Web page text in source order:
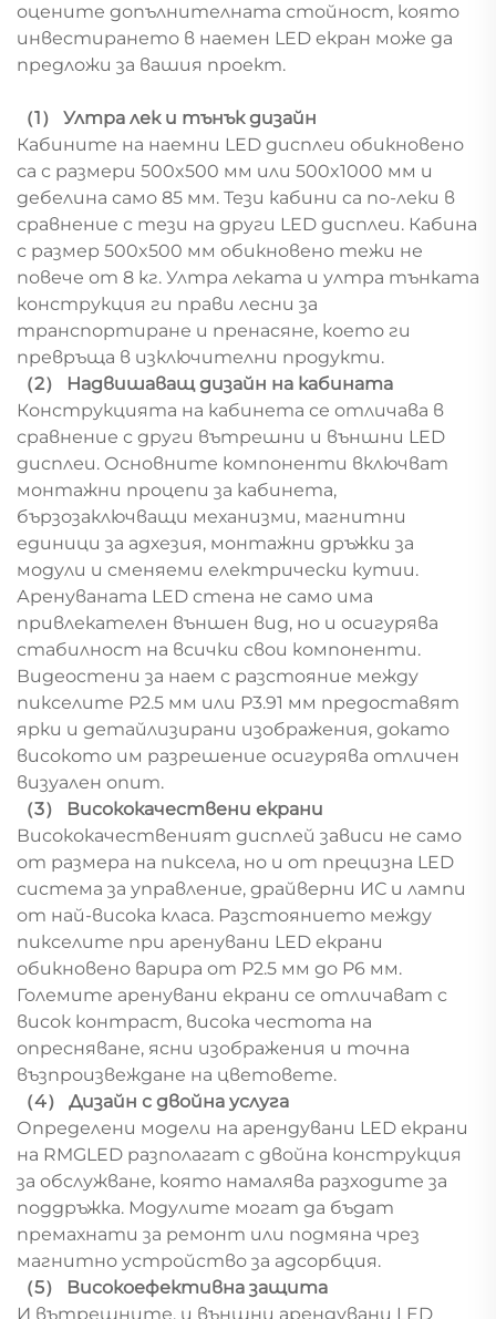
оцените допълнителната стойност, която
инвестирането в наемен LED екран може да
предложи за вашия проект.
（1） Ултра лек и тънък дизайн
Кабините на наемни LED дисплеи обикновено
са с размери 500x500 мм или 500x1000 мм и
дебелина само 85 мм. Тези кабини са по-леки в
сравнение с тези на други LED дисплеи. Кабина
с размер 500x500 мм обикновено тежи не
повече от 8 кг. Ултра леката и ултра тънката
конструкция ги прави лесни за
транспортиране и пренасяне, което ги
превръща в изключителни продукти.
（2） Надвишаващ дизайн на кабината
Конструкцията на кабинета се отличава в
сравнение с други вътрешни и външни LED
дисплеи. Основните компоненти включват
монтажни процепи за кабинета,
бързозаключващи механизми, магнитни
единици за адхезия, монтажни дръжки за
модули и сменяеми електрически кутии.
Аренуваната LED стена не само има
привлекателен външен вид, но и осигурява
стабилност на всички свои компоненти.
Видеостени за наем с разстояние между
пикселите P2.5 мм или P3.91 мм предоставят
ярки и детайлизирани изображения, докато
високото им разрешение осигурява отличен
визуален опит.
（3） Висококачествени екрани
Висококачественият дисплей зависи не само
от размера на пиксела, но и от прецизна LED
система за управление, драйверни ИС и лампи
от най-висока класа. Разстоянието между
пикселите при аренувани LED екрани
обикновено варира от P2.5 мм до P6 мм.
Големите аренувани екрани се отличават с
висок контраст, висока честота на
опресняване, ясни изображения и точна
възпроизвеждане на цветовете.
（4） Дизайн с двойна услуга
Определени модели на арендувани LED екрани
на RMGLED разполагат с двойна конструкция
за обслужване, която намалява разходите за
поддръжка. Модулите могат да бъдат
премахнати за ремонт или подмяна чрез
магнитно устройство за адсорбция.
（5） Високоефективна защита
И вътрешните, и външни арендувани LED